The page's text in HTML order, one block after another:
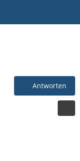
Antworten